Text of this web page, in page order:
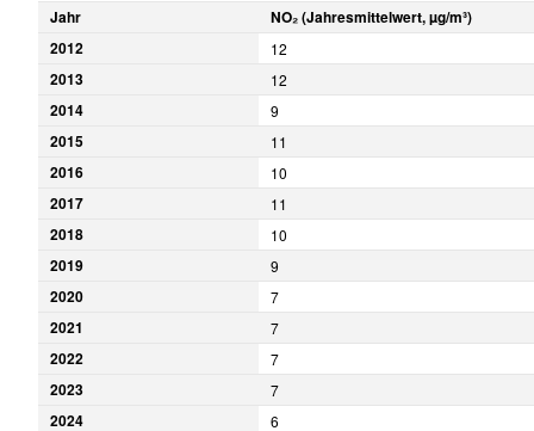
Jahr
NO₂ (Jahresmittelwert, µg/m³)
2012
12
2013 12
2014 9
2015 11
2016 10
2017 11
2018 10
2019 9
2020 7
2021 7
2022 7
2023 7
2024 6